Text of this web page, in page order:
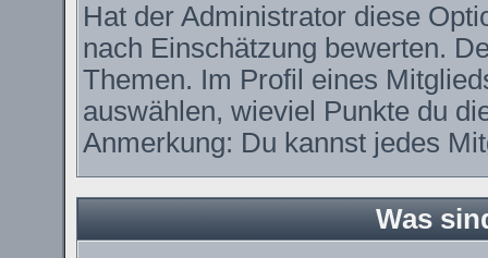
Hat der Administrator diese
nach Einschätzung bewerten.
Themen. Im Profil eines
auswählen, wieviel Punkte du
Anmerkung: Du kannst jedes
Was